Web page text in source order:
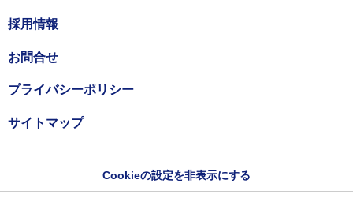
採用情報
お問合せ
プライバシーポリシー
サイトマップ
Cookieの設定を非表示にする